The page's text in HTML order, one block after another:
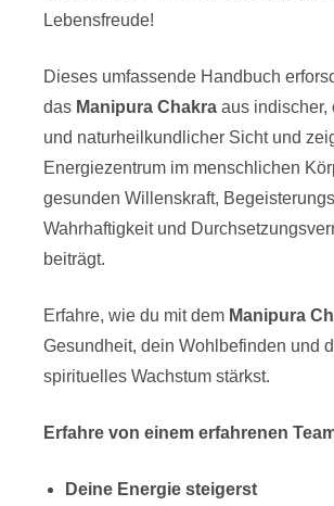
Lebensfreude!
Dieses umfassende Handbuch
das Manipura Chakra aus indischer,
und naturheilkundlicher Sicht und
Energiezentrum im menschlichen
gesunden Willenskraft,
Wahrhaftigkeit und
beiträgt.
Erfahre, wie du mit dem Manipura
Gesundheit, dein Wohlbefinden und
spirituelles Wachstum stärkst.
Erfahre von einem erfahrenen
Deine Energie steigerst